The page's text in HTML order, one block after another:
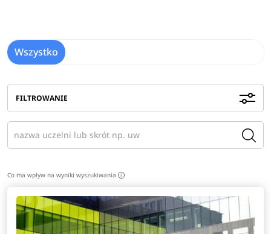
Wszystko
FILTROWANIE
Co ma wpływ na wyniki wyszukiwania i